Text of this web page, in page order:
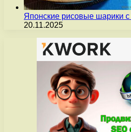
Японские рисовые шарики
20.11.2025